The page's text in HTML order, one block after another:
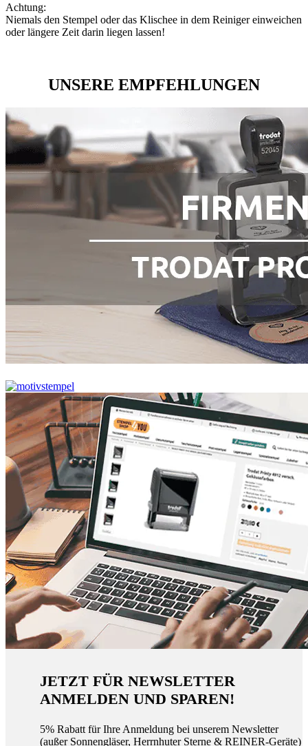
Achtung:
Niemals den Stempel oder das Klischee in dem Reiniger einweichen
oder längere Zeit darin liegen lassen!
UNSERE EMPFEHLUNGEN
JETZT FÜR NEWSLETTER
ANMELDEN UND SPAREN!
5% Rabatt für Ihre Anmeldung bei unserem Newsletter
(außer Sonnengläser, Herrnhuter Sterne & REINER-Geräte)